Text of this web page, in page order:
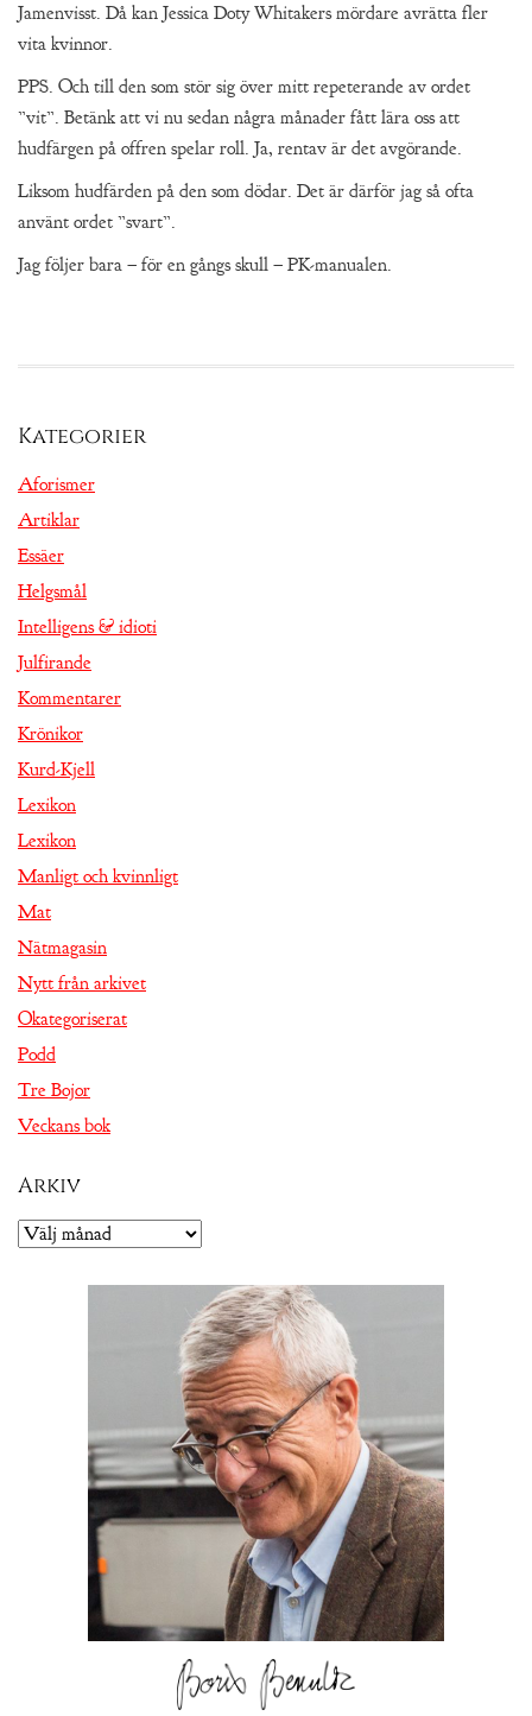
Jamenvisst. Då kan Jessica Doty Whitakers mördare avrätta fler
vita kvinnor.
PPS. Och till den som stör sig över mitt repeterande av ordet
”vit”. Betänk att vi nu sedan några månader fått lära oss att
hudfärgen på offren spelar roll. Ja, rentav är det avgörande.
Liksom hudfärden på den som dödar. Det är därför jag så ofta
använt ordet ”svart”.
Jag följer bara – för en gångs skull – PK-manualen.
Kategorier
Aforismer
Artiklar
Essäer
Helgsmål
Intelligens & idioti
Julfirande
Kommentarer
Krönikor
Kurd-Kjell
Lexikon
Lexikon
Manligt och kvinnligt
Mat
Nätmagasin
Nytt från arkivet
Okategoriserat
Podd
Tre Bojor
Veckans bok
Arkiv
Arkiv